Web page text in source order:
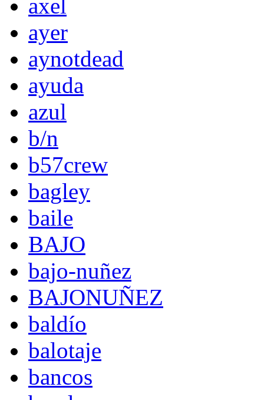
axel
ayer
aynotdead
ayuda
azul
b/n
b57crew
bagley
baile
BAJO
bajo-nuñez
BAJONUÑEZ
baldío
balotaje
bancos